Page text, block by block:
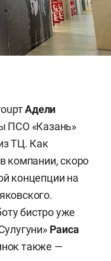
Адели
ПСО «Казань»
ТЦ. Как
компании, скоро
концепции на
бистро уже
Раиса
также —